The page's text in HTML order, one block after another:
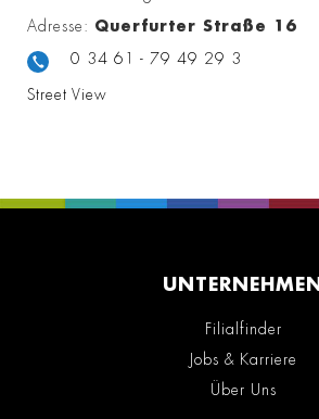
Adresse: Querfurter Straße 16
0 34 61 - 79 49 29 3
Street View
UNTERNEHMEN
Filialfinder
Jobs & Karriere
Über Uns